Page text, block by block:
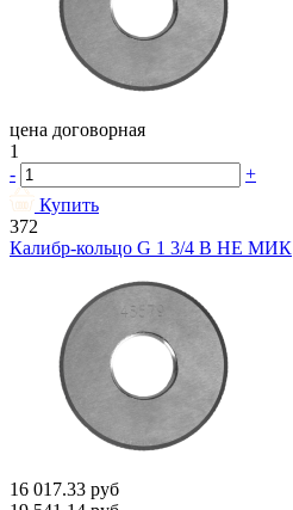
цена договорная
1
-
+
Купить
372
Калибр-кольцо G 1 3/4 В НЕ МИК
16 017.33 руб